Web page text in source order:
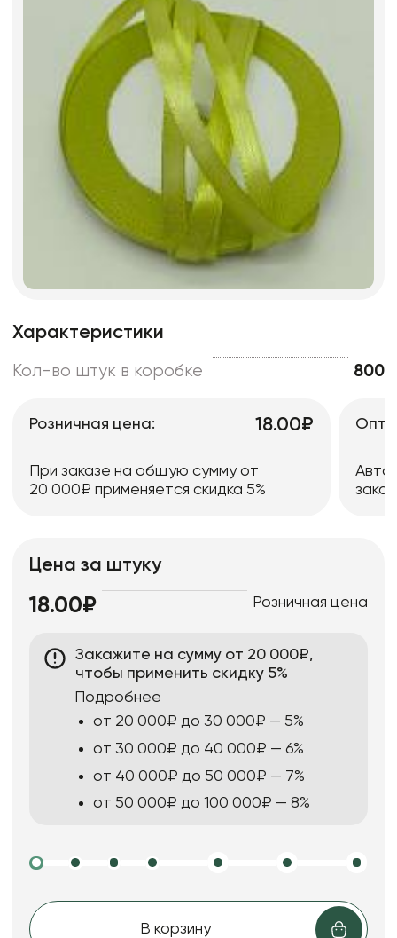
Характеристики
Кол-во штук в коробке 800
Розничная цена: 18.00₽
При заказе на общую сумму от
20 000₽ применяется скидка 5%
Цена за штуку
18.00₽ Розничная цена
Закажите на сумму от 20 000₽,
чтобы применить скидку 5%
Подробнее
от 20 000₽ до 30 000₽ — 5%
от 30 000₽ до 40 000₽ — 6%
от 40 000₽ до 50 000₽ — 7%
от 50 000₽ до 100 000₽ — 8%
В корзину